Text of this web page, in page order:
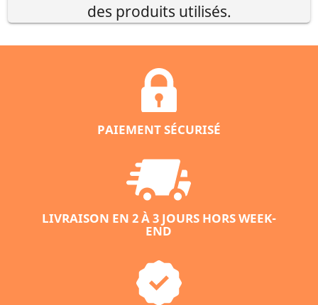
des produits utilisés.
PAIEMENT SÉCURISÉ
LIVRAISON EN 2 À 3 JOURS HORS WEEK-
END